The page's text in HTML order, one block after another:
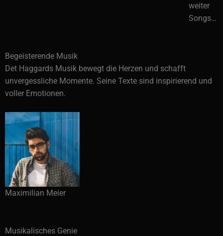
weiter
Songs…
Begeisterende Musik
Det Haggards Musik bewegt die Herzen und schafft
unvergessliche Momente. Seine Texte sind inspirierend und
voller Emotionen.
Maximilian Meier
Musikalisches Genie